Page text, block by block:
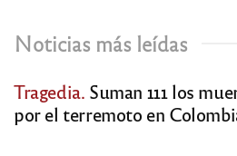
Noticias más leídas
Tragedia. Suman 111 los
por el terremoto en